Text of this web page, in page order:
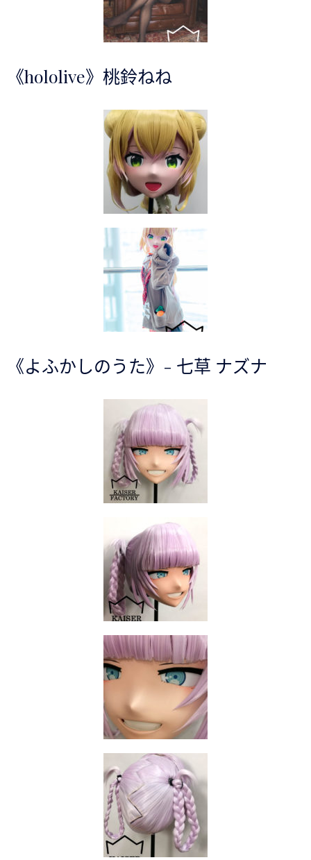
《hololive》桃鈴ねね
《よふかしのうた》- 七草 ナズナ